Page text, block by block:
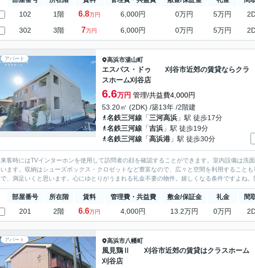
102 1階 6.8万円 6,000円 0万円 5万円
302 3階 7万円 6,000円 0万円 5万円
アパート 高浜市湯山町
エスパス・ドゥ 刈谷市近郊の賃貸ならクラ
スホーム刈谷店
6.6万円 管理/共益費4,000円
53.20㎡ (2DK) /築13年 /2階建
名鉄三河線 「三河高浜 」駅 徒歩17分
名鉄三河線 「吉浜 」駅 徒歩19分
名鉄三河線 「高浜港 」駅 徒歩30分
来客時にはTVインターホンを使用して訪問者の顔を確認することができます。室内設備は洗
います。収納はシューズボックス・クロゼットなど豊富なので、広々と空間を利用すること
で、満足いくと思います。心にゆとりがうまれる礼金不要の物件。嬉しくなる条件ですよね
部屋番号 所在階 賃料 管理費・共益費 敷金/保証金 礼金 間
201 2階 6.6万円 4,000円 13.2万円 0万円
アパート 高浜市八幡町
風見鶏Ⅱ 刈谷市近郊の賃貸はクラスホーム
刈谷店